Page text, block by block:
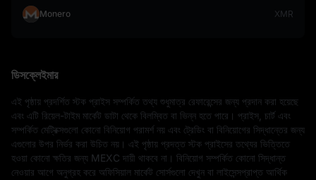
Monero XMR
ডিসক্লেইমার
এই পৃষ্ঠায় প্রদর্শিত স্টক প্রাইস সম্পর্কিত তথ্য শুধুমাত্র রেফারেন্সের জন্য প্রদান করা হয়েছে
এবং এটি রিয়েল-টাইম মার্কেট ডাটা থেকে বিলম্বিত বা ভিন্ন হতে পারে। প্রাইস, চার্ট এবং
সম্পর্কিত মেট্রিক্সগুলো কোনো বিনিয়োগ পরামর্শ নয় এবং ট্রেডিং বা বিনিয়োগের সিদ্ধান্তের জন্য
এগুলোর উপর নির্ভর করা উচিত নয়। এই পৃষ্ঠায় প্রদত্ত স্টক প্রাইসের তথ্যের ভিত্তিতে
হওয়া কোনো ক্ষতির জন্য MEXC দায়ী থাকবে না। বিনিয়োগ সম্পর্কিত কোনো সিদ্ধান্ত
নেওয়ার আগে অনুগ্রহ করে অফিসিয়াল মার্কেট সোর্সগুলো দেখুন বা লাইসেন্সপ্রাপ্ত আর্থিক